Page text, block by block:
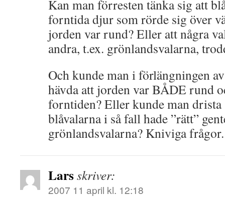
Kan man förresten tänka sig att
forntida djur som rörde sig över
jorden var rund? Eller att några
andra, t.ex. grönlandsvalarna,
Och kunde man i förlängningen
hävda att jorden var BÅDE rund
forntiden? Eller kunde man
blåvalarna i så fall hade ”rätt”
grönlandsvalarna? Kniviga frågor.
Larsskriver:
2007 11 april kl. 12:18